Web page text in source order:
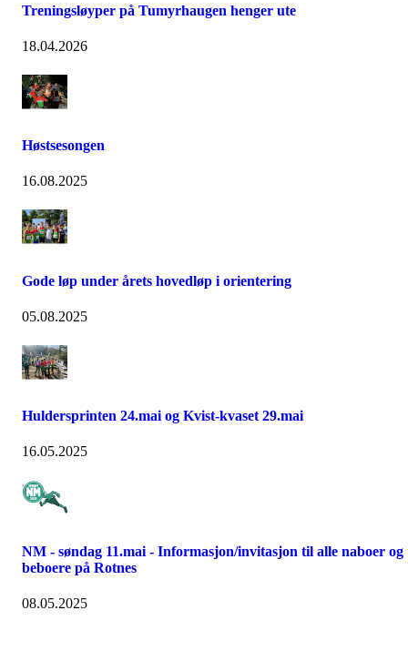
Treningsløyper på Tumyrhaugen henger ute
18.04.2026
Høstsesongen
16.08.2025
Gode løp under årets hovedløp i orientering
05.08.2025
Huldersprinten 24.mai og Kvist-kvaset 29.mai
16.05.2025
NM - søndag 11.mai - Informasjon/invitasjon til alle naboer og
beboere på Rotnes
08.05.2025